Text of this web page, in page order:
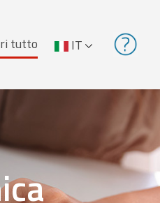
tutto IT